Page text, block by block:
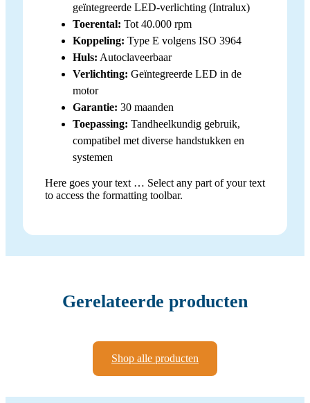
geïntegreerde LED-verlichting (Intralux)
Toerental: Tot 40.000 rpm
Koppeling: Type E volgens ISO 3964
Huls: Autoclaveerbaar
Verlichting: Geïntegreerde LED in de
motor
Garantie: 30 maanden
Toepassing: Tandheelkundig gebruik,
compatibel met diverse handstukken en
systemen
Here goes your text … Select any part of your text
to access the formatting toolbar.
Gerelateerde producten
Shop alle producten